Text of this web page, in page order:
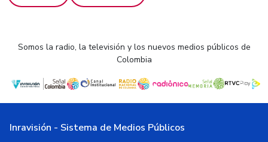
Somos la radio, la televisión y los nuevos medios públicos de
Colombia
Inravisión - Sistema de Medios Públicos